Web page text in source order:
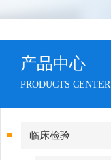
产品中心
PRODUCTS CENTER
临床检验